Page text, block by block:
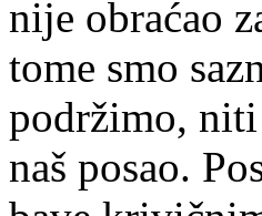
nije obraćao
tome smo
podržimo, niti
naš posao.